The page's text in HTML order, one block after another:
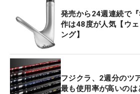
発売から24週連続で
作は48度が人気【ウ
ング】
フジクラ、2週分のツ
最も使用率が高いのは